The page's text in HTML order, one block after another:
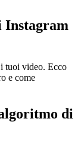
Instagram
tuoi video. Ecco
e come
di